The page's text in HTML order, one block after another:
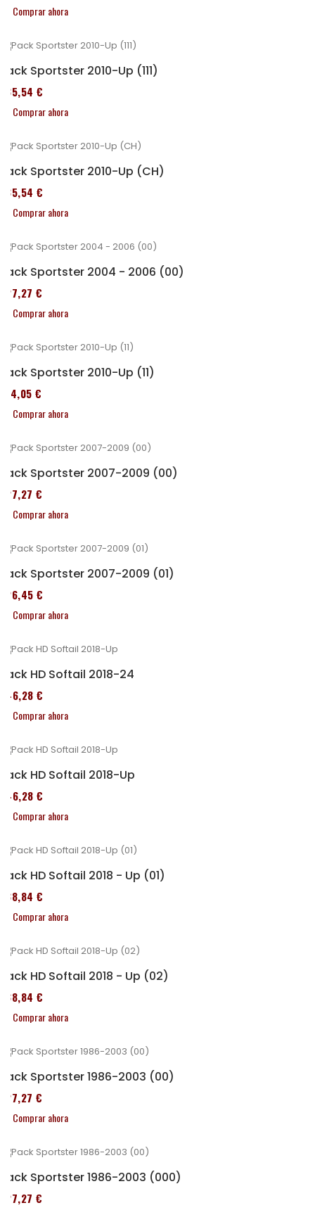
Comprar ahora
Pack Sportster 2010-Up (111)
235,54 €
Comprar ahora
Pack Sportster 2010-Up (CH)
235,54 €
Comprar ahora
Pack Sportster 2004 - 2006 (00)
227,27 €
Comprar ahora
Pack Sportster 2010-Up (11)
314,05 €
Comprar ahora
Pack Sportster 2007-2009 (00)
227,27 €
Comprar ahora
Pack Sportster 2007-2009 (01)
326,45 €
Comprar ahora
Pack HD Softail 2018-24
246,28 €
Comprar ahora
Pack HD Softail 2018-Up
246,28 €
Comprar ahora
Pack HD Softail 2018 - Up (01)
338,84 €
Comprar ahora
Pack HD Softail 2018 - Up (02)
338,84 €
Comprar ahora
Pack Sportster 1986-2003 (00)
227,27 €
Comprar ahora
Pack Sportster 1986-2003 (000)
227,27 €